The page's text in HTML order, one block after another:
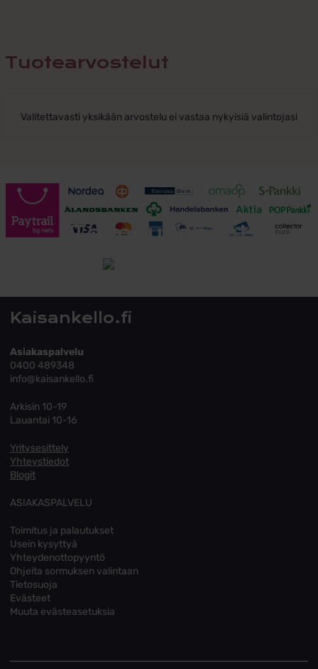
Tuotearvostelut
Valitettavasti yksikään arvostelu ei vastaa nykyisiä valintojasi
Toimitusehdot
Kaisankello.fi
Asiakaspalvelu
0400 489348
info@kaisankello.fi
Arkisin 10-19
Lauantai 10-16
Yritysesittely
Yhteystiedot
Blogit
ASIAKASPALVELU
Toimitus ja palautukset
Usein kysyttyä
Yhteydenottopyyntö
Ohjeita sormuksen valintaan
Tietosuoja
Evästeet
Muuta evästeasetuksia